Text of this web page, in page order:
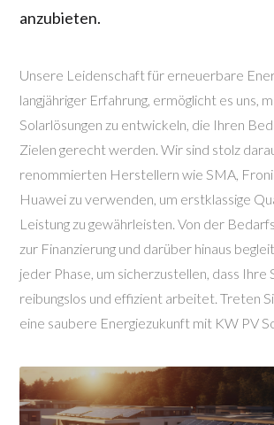
anzubieten.
Unsere Leidenschaft für erneuerbare
langjähriger Erfahrung, ermöglicht es uns,
Solarlösungen zu entwickeln, die Ihren
Zielen gerecht werden. Wir sind stolz
renommierten Herstellern wie SMA,
Huawei zu verwenden, um erstklassige
Leistung zu gewährleisten. Von der
zur Finanzierung und darüber hinaus
jeder Phase, um sicherzustellen, dass Ihre
reibungslos und effizient arbeitet. Treten
eine saubere Energiezukunft mit KW PV